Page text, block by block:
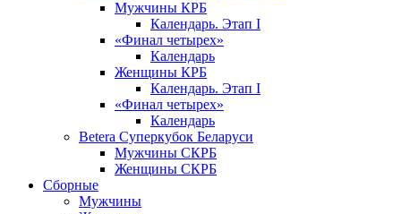
Мужчины КРБ
Календарь. Этап I
«Финал четырех»
Календарь
Женщины КРБ
Календарь. Этап I
«Финал четырех»
Календарь
Betera Суперкубок Беларуси
Мужчины СКРБ
Женщины СКРБ
Сборные
Мужчины